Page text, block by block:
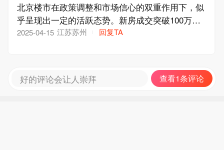
北京楼市在政策调整和市场信心的双重作用下，似
乎呈现出一定的活跃态势。新房成交突破100万平
米，二手房市场也以价换量，土地市场更是频频拍
2025-04-15 江苏苏州 回复TA
好的评论会让人崇拜 查看1条评论